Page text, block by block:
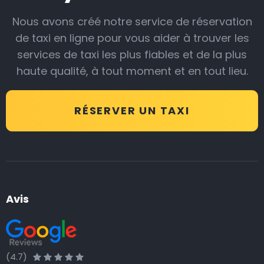
Notre service de taxi d’aéroport est moins cher que
ce à quoi on peut s’attendre : vous payez jusqu’à 35 %
de moins par rapport à un taxi normal pris sur place.
Une navette d’aéroport à un prix fixe abordable, c’est
un nouveau luxe !
notre Helpdesk est à votre disposition 24 heures sur
24 et 7 jours sur 7 pour vous proposer aide et conseils.
Réservez votre transfert d’aéroport à l’avance ou sur
Nous avons créé notre service de réservation
de taxi en ligne pour vous aider à trouver les
services de taxi les plus fiables et de la plus
haute qualité, à tout moment et en tout lieu.
RÉSERVER UN TAXI
Avis
(4.7)